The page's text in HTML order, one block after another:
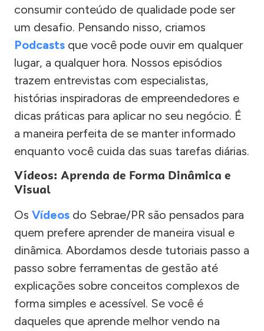
consumir conteúdo de qualidade pode ser
um desafio. Pensando nisso, criamos
Podcasts que você pode ouvir em qualquer
lugar, a qualquer hora. Nossos episódios
trazem entrevistas com especialistas,
histórias inspiradoras de empreendedores e
dicas práticas para aplicar no seu negócio. É
a maneira perfeita de se manter informado
enquanto você cuida das suas tarefas diárias.
Vídeos: Aprenda de Forma Dinâmica e
Visual
Os Vídeos do Sebrae/PR são pensados para
quem prefere aprender de maneira visual e
dinâmica. Abordamos desde tutoriais passo a
passo sobre ferramentas de gestão até
explicações sobre conceitos complexos de
forma simples e acessível. Se você é
daqueles que aprende melhor vendo na